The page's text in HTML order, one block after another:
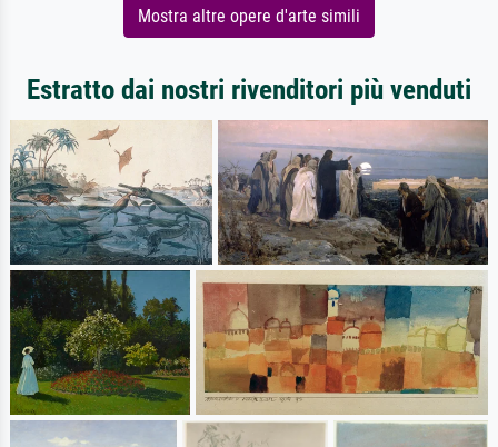
Mostra altre opere d'arte simili
Estratto dai nostri rivenditori più venduti